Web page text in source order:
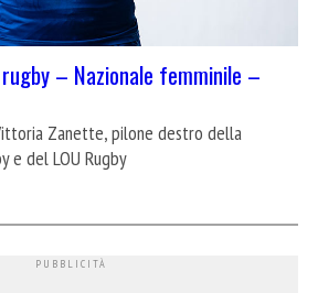
– Nazionale femminile –
Zanette, pilone destro della
e del LOU Rugby